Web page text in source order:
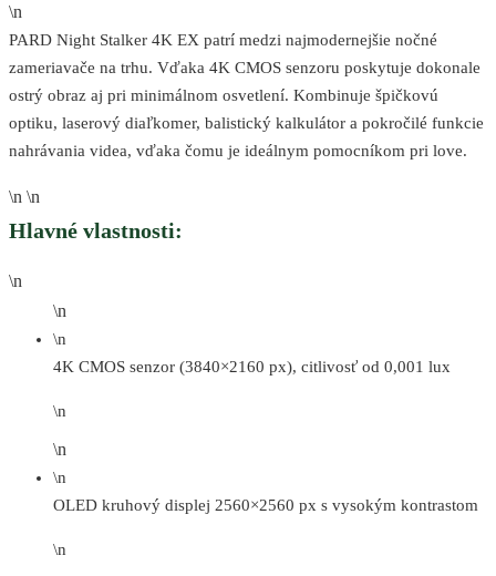
\n
PARD Night Stalker 4K EX patrí medzi najmodernejšie nočné
zameriavače na trhu. Vďaka 4K CMOS senzoru poskytuje dokonale
ostrý obraz aj pri minimálnom osvetlení. Kombinuje špičkovú
optiku, laserový diaľkomer, balistický kalkulátor a pokročilé funkcie
nahrávania videa, vďaka čomu je ideálnym pomocníkom pri love.
\n \n
Hlavné vlastnosti:
\n
\n
\n
4K CMOS senzor (3840×2160 px), citlivosť od 0,001 lux
\n
\n
\n
OLED kruhový displej 2560×2560 px s vysokým kontrastom
\n